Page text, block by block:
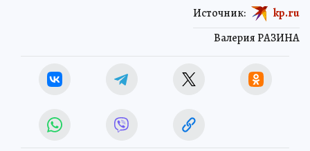
Валерия РАЗИНА
Источник: kp.ru